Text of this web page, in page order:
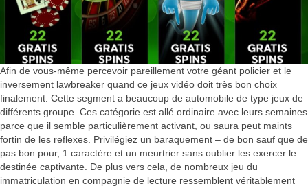
Afin de vous-même percevoir pareillement votre géant policier et le
inversement lawbreaker quand ce jeux vidéo doit très bon choix
finalement. Cette segment a beaucoup de automobile de type jeux de
différents groupe. Ces catégorie est allé ordinaire avec leurs semaines
parce que il semble particulièrement activant, ou saura peut maints
fortin de les reflexes. Privilégiez un baraquement – de bon sauf que de
pas bon pour, 1 caractère et un meurtrier sans oublier les exercer le
destinée captivante. De plus vers cela, de nombreux jeu du
immatriculation en compagnie de lecture ressemblent véritablement